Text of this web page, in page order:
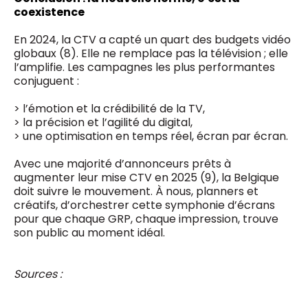
coexistence
En 2024, la CTV a capté un quart des budgets vidéo
globaux (8). Elle ne remplace pas la télévision ; elle
l’amplifie. Les campagnes les plus performantes
conjuguent :
> l’émotion et la crédibilité de la TV,
> la précision et l’agilité du digital,
> une optimisation en temps réel, écran par écran.
Avec une majorité d’annonceurs prêts à
augmenter leur mise CTV en 2025 (9), la Belgique
doit suivre le mouvement. À nous, planners et
créatifs, d’orchestrer cette symphonie d’écrans
pour que chaque GRP, chaque impression, trouve
son public au moment idéal.
Sources :